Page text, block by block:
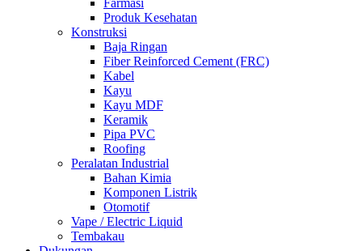
Farmasi
Produk Kesehatan
Konstruksi
Baja Ringan
Fiber Reinforced Cement (FRC)
Kabel
Kayu
Kayu MDF
Keramik
Pipa PVC
Roofing
Peralatan Industrial
Bahan Kimia
Komponen Listrik
Otomotif
Vape / Electric Liquid
Tembakau